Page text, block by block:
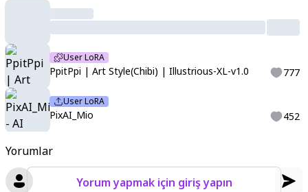
Yorumlar
Yorum yapmak için giriş yapın
User LoRA
PpitPpi | Art Style(Chibi) | Illustrious-XL-v1.0 777
User LoRA
PixAI_Mio 452